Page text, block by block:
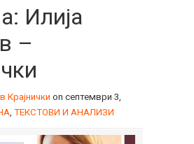
Илија
–
Крајнички on септември 3,
, ТЕКСТОВИ И АНАЛИЗИ